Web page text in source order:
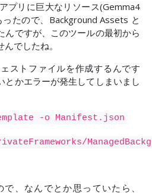
プリに巨大なリソース(Gemma4
たので、Background Assets と
んですが、このツールの最初から
でしたね。
ストファイルを作成するんです
とかエラーが発生してしまいまし
-o Manifest.json
、なんでとか思っていたら、